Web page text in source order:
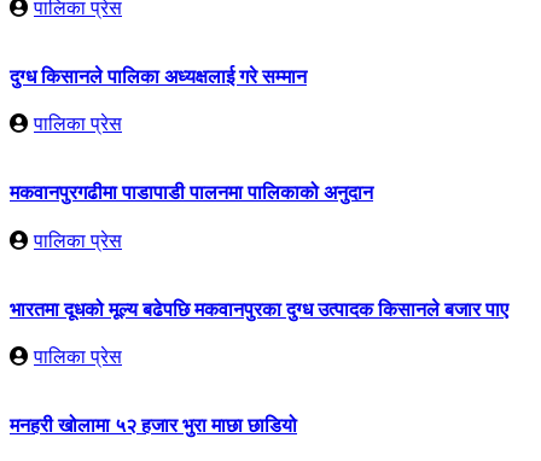
पालिका प्रेस
दुग्ध किसानले पालिका अध्यक्षलाई गरे सम्मान
पालिका प्रेस
मकवानपुरगढीमा पाडापाडी पालनमा पालिकाको अनुदान
पालिका प्रेस
भारतमा दूधको मूल्य बढेपछि मकवानपुरका दुग्ध उत्पादक किसानले बजार पाए
पालिका प्रेस
मनहरी खोलामा ५२ हजार भुरा माछा छाडियो